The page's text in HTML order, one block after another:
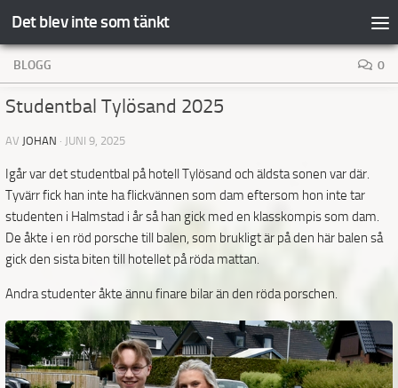
Hoppa till innehåll
Det blev inte som tänkt
BLOGG 0
Studentbal Tylösand 2025
AV JOHAN · JUNI 9, 2025
Igår var det studentbal på hotell Tylösand och äldsta sonen var där.
Tyvärr fick han inte ha flickvännen som dam eftersom hon inte tar
studenten i Halmstad i år så han gick med en klasskompis som dam.
De åkte i en röd porsche till balen, som brukligt är på den här balen så
gick den sista biten till hotellet på röda mattan.
Andra studenter åkte ännu finare bilar än den röda porschen.